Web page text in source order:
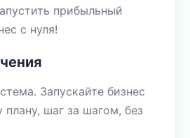
прибыльный
с нуля!
Запускайте бизнес
плану, шаг за шагом, без